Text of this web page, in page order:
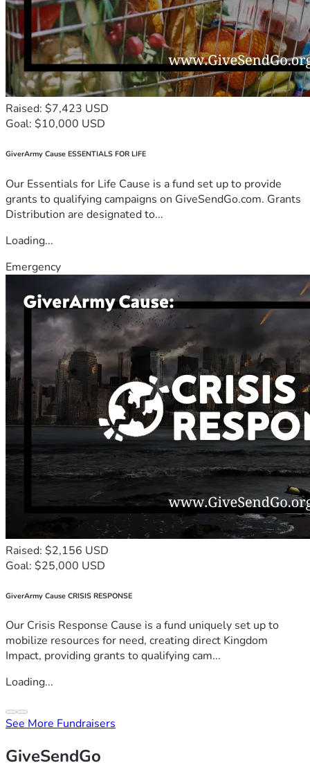
Raised: $7,423 USD
Goal: $10,000 USD
GiverArmy Cause ESSENTIALS FOR LIFE
Our Essentials for Life Cause is a fund set up to provide
grants to qualifying campaigns on GiveSendGo.com. Grants
Distribution are designated to...
Loading...
Emergency
Raised: $2,156 USD
Goal: $25,000 USD
GiverArmy Cause CRISIS RESPONSE
Our Crisis Response Cause is a fund uniquely set up to
mobilize resources for need, creating direct Kingdom
Impact, providing grants to qualifying cam...
Loading...
See More Fundraisers
GiveSendGo